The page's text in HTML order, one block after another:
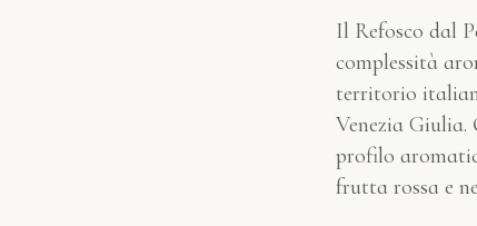
Il Refosco dal
complessità
territorio
Venezia
profilo
frutta rossa e